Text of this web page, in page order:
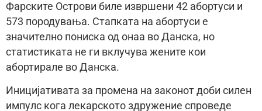
Фарските Острови биле извршени 42 абортуси и
573 породувања. Стапката на абортуси е
значително пониска од онаа во Данска, но
статистиката не ги вклучува жените кои
абортирале во Данска.
Иницијативата за промена на законот доби силен
импулс кога лекарското здружение спроведе